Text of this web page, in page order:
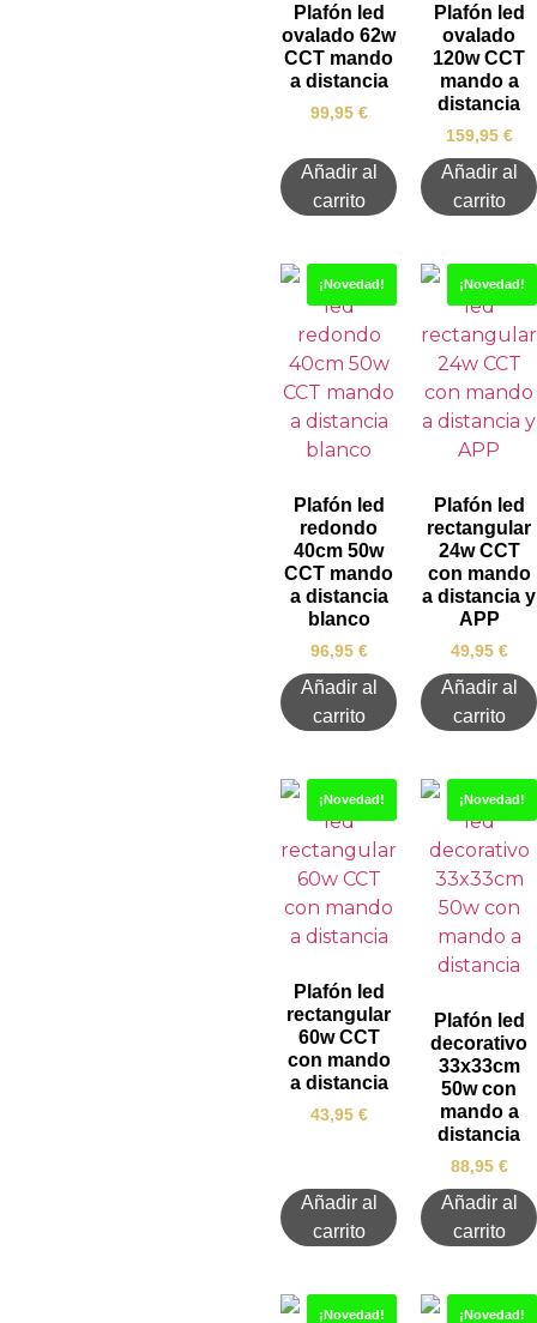
Plafón led
ovalado 62w
CCT mando
a distancia
99,95 €
Añadir al
carrito
Plafón led
ovalado
120w CCT
mando a
distancia
159,95 €
Añadir al
carrito
¡Novedad!
Plafón led
redondo
40cm 50w
CCT mando
a distancia
blanco
96,95 €
Añadir al
carrito
¡Novedad!
Plafón led
rectangular
24w CCT
con mando
a distancia y
APP
49,95 €
Añadir al
carrito
¡Novedad!
Plafón led
rectangular
60w CCT
con mando
a distancia
43,95 €
Añadir al
carrito
¡Novedad!
Plafón led
decorativo
33x33cm
50w con
mando a
distancia
88,95 €
Añadir al
carrito
¡Novedad! ¡Novedad!